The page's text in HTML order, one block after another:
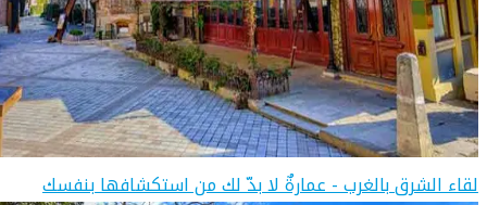
لقاء الشرق بالغرب - عمارةٌ لا بدّ لك من استكشافها بنفسك